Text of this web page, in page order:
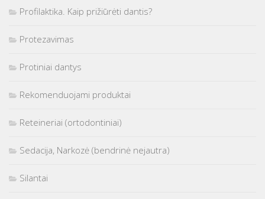
Profilaktika. Kaip prižiūrėti dantis?
Protezavimas
Protiniai dantys
Rekomenduojami produktai
Reteineriai (ortodontiniai)
Sedacija, Narkozė (bendrinė nejautra)
Silantai